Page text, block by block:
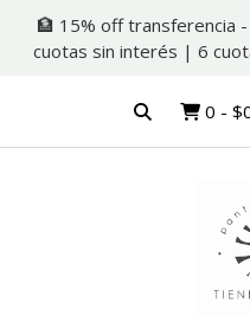
🏦 15% off transferencia
cuotas sin interés | 6
0 -